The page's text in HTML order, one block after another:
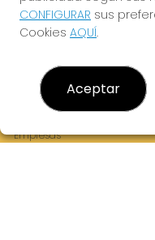
¿Quiénes somos?
Comprar lotería
Resultados
Empresas
CONFIGURAR sus
Cookies AQUÍ.
Aceptar